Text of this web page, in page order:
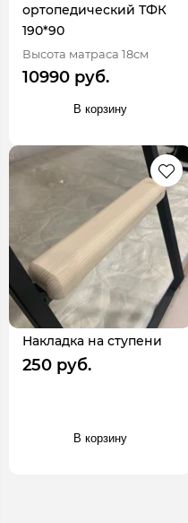
ортопедический ТФК
190*90
Высота матраса 18см
10990 руб.
В корзину
Накладка на ступени
250 руб.
В корзину